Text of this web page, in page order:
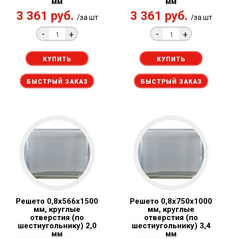
3 361 руб. /за шт
- +
КУПИТЬ
БЫСТРЫЙ ЗАКАЗ
3 361 руб. /за шт
- +
КУПИТЬ
БЫСТРЫЙ ЗАКАЗ
Решето 0,8x566х1500
мм, круглые
отверстия (по
шестиугольнику) 2,0
мм
Решето 0,8x750х1000
мм, круглые
отверстия (по
шестиугольнику) 3,4
мм